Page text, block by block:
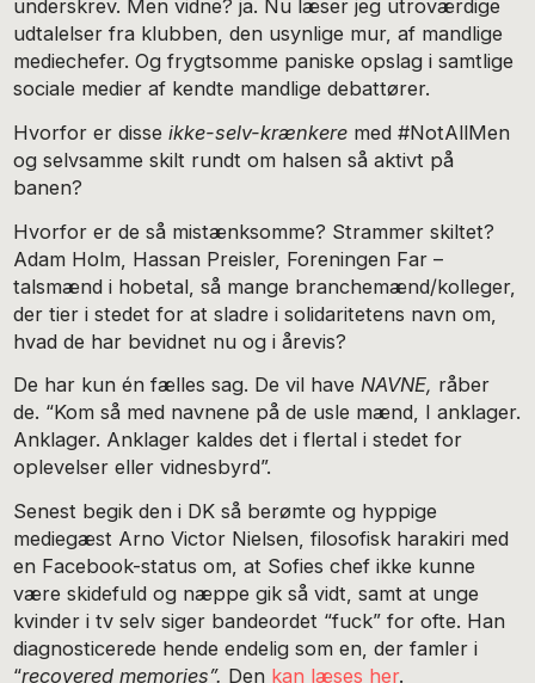
underskrev. Men vidne? ja. Nu læser jeg utroværdige
udtalelser fra klubben, den usynlige mur, af mandlige
mediechefer. Og frygtsomme paniske opslag i samtlige
sociale medier af kendte mandlige debattører.
Hvorfor er disseikke-selv-krænkere med #NotAllMen
og selvsamme skilt rundt om halsen så aktivt på
banen?
Hvorfor er de så mistænksomme? Strammer skiltet?
Adam Holm, Hassan Preisler, Foreningen Far –
talsmænd i hobetal, så mange branchemænd/kolleger,
der tier i stedet for at sladre i solidaritetens navn om,
hvad de har bevidnet nu og i årevis?
De har kun én fælles sag. De vil haveNAVNE, råber
de. “Kom så med navnene på de usle mænd, I anklager.
Anklager. Anklager kaldes det i flertal i stedet for
oplevelser eller vidnesbyrd”.
Senest begik den i DK så berømte og hyppige
mediegæst Arno Victor Nielsen, filosofisk harakiri med
en Facebook-status om, at Sofies chef ikke kunne
være skidefuld og næppe gik så vidt, samt at unge
kvinder i tv selv siger bandeordet “fuck” for ofte. Han
diagnosticerede hende endelig som en, der famler i
“recovered memories”. Den kan læses her.